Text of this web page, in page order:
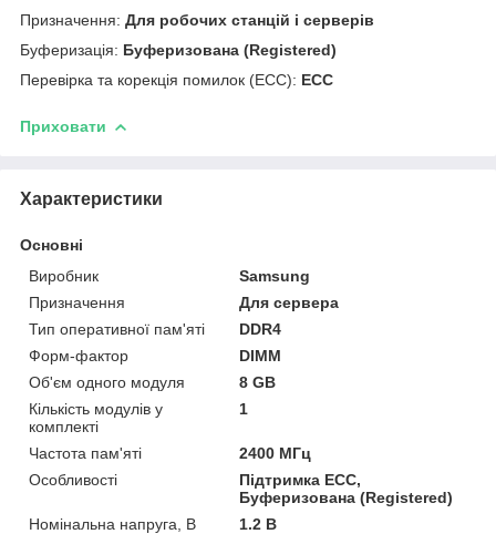
Призначення: Для робочих станцій і серверів
Буферизація: Буферизована (Registered)
Перевірка та корекція помилок (ECC): ECC
Приховати
Характеристики
Основні
Виробник
Samsung
Призначення
Для сервера
Тип оперативної пам'яті
DDR4
Форм-фактор
DIMM
Об'єм одного модуля
8 GB
Кількість модулів у
комплекті
1
Частота пам'яті
2400 МГц
Особливості
Підтримка ECC,
Буферизована (Registered)
Номінальна напруга, В
1.2 В